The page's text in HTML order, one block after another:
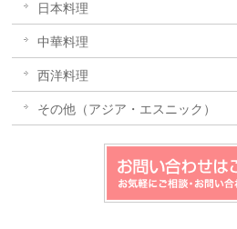
日本料理
中華料理
西洋料理
その他（アジア・エスニック）